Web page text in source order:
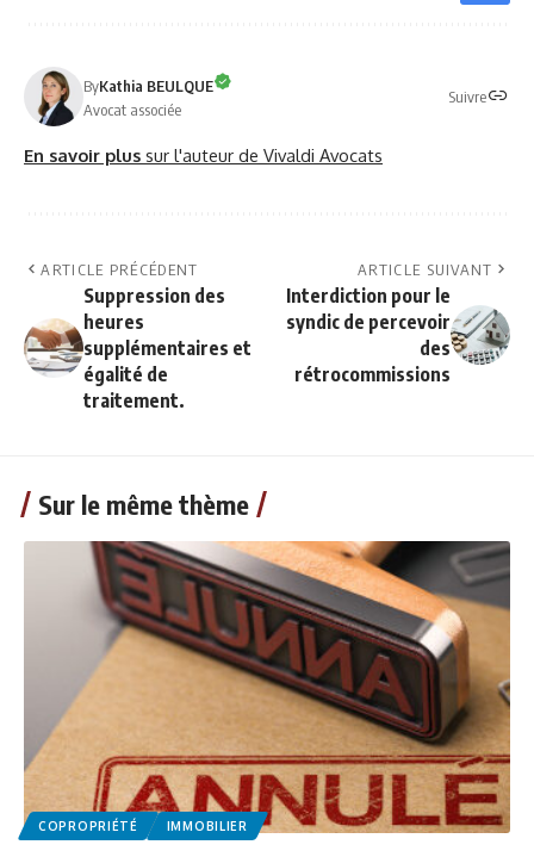
ByKathia BEULQUE
Avocat associée
Suivre
En savoir plus sur l'auteur de Vivaldi Avocats
ARTICLE PRÉCÉDENT
Suppression des
heures
supplémentaires et
égalité de
traitement.
ARTICLE SUIVANT
Interdiction pour le
syndic de percevoir
des
rétrocommissions
Sur le même thème
COPROPRIÉTÉ IMMOBILIER